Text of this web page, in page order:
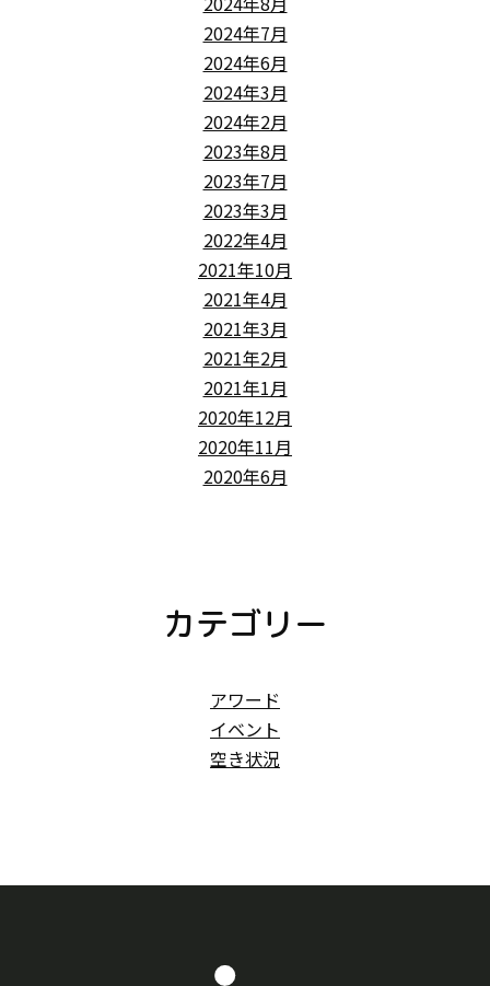
2024年7月
2024年6月
2024年3月
2024年2月
2023年8月
2023年7月
2023年3月
2022年4月
2021年10月
2021年4月
2021年3月
2021年2月
2021年1月
2020年12月
2020年11月
2020年6月
カテゴリー
アワード
イベント
空き状況